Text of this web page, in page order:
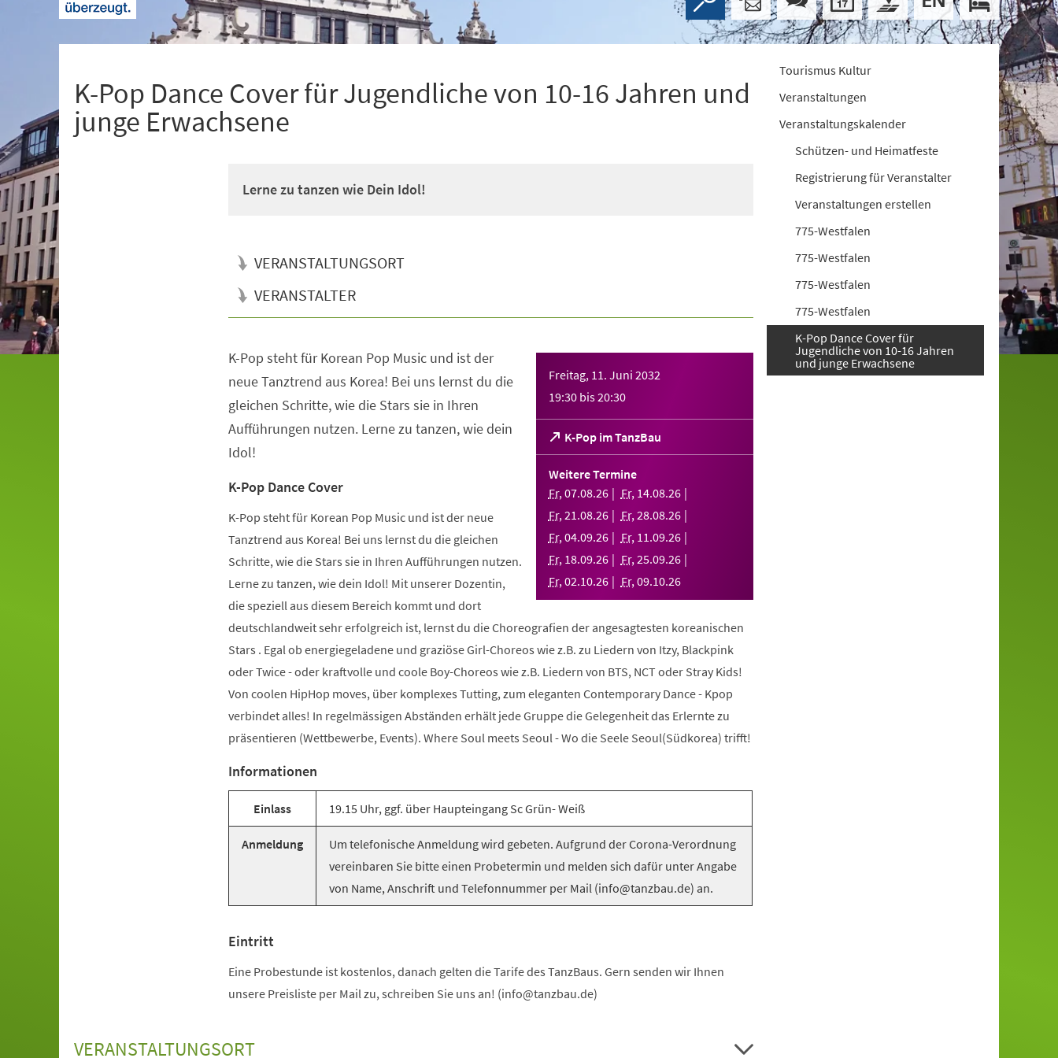
K-Pop Dance Cover für Jugendliche von 10-16 Jahren und
junge Erwachsene
Lerne zu tanzen wie Dein Idol!
VERANSTALTUNGSORT
VERANSTALTER
Freitag, 11. Juni 2032
19:30 bis20:30
K-Pop im TanzBau
(Öffnet
in
einem
Tab)
Weitere Termine
Fr,07.08.26 Fr, 14.08.26
Fr,21.08.26 Fr,28.08.26
Fr,04.09.26 Fr, 11.09.26
Fr, 18.09.26 Fr,25.09.26
Fr,02.10.26 Fr,09.10.26
K-Pop steht für Korean Pop Music und ist der
neue Tanztrend aus Korea! Bei uns lernst du die
gleichen Schritte, wie die Stars sie in Ihren
Aufführungen nutzen. Lerne zu tanzen, wie dein
Idol!
K-Pop Dance Cover
K-Pop steht für Korean Pop Music und ist der neue
Tanztrend aus Korea! Bei uns lernst du die gleichen
Schritte, wie die Stars sie in Ihren Aufführungen nutzen.
Lerne zu tanzen, wie dein Idol! Mit unserer Dozentin,
die speziell aus diesem Bereich kommt und dort
deutschlandweit sehr erfolgreich ist, lernst du die Choreografien der angesagtesten koreanischen
Stars . Egal ob energiegeladene und graziöse Girl-Choreos wie z.B. zu Liedern von Itzy, Blackpink
oder Twice - oder kraftvolle und coole Boy-Choreos wie z.B. Liedern von BTS, NCT oder Stray Kids!
Von coolen HipHop moves, über komplexes Tutting, zum eleganten Contemporary Dance - Kpop
verbindet alles! In regelmässigen Abständen erhält jede Gruppe die Gelegenheit das Erlernte zu
präsentieren (Wettbewerbe, Events). Where Soul meets Seoul - Wo die Seele Seoul(Südkorea) trifft!
Informationen
Einlass 19.15 Uhr, ggf. über Haupteingang Sc Grün- Weiß
Anmeldung
Um telefonische Anmeldung wird gebeten. Aufgrund der Corona-Verordnung
vereinbaren Sie bitte einen Probetermin und melden sich dafür unter Angabe
von Name, Anschrift und Telefonnummer per Mail (info@tanzbau.de) an.
Eintritt
Eine Probestunde ist kostenlos, danach gelten die Tarife des TanzBaus. Gern senden wir Ihnen
unsere Preisliste per Mail zu, schreiben Sie uns an! (info@tanzbau.de)
VERANSTALTUNGSORT
Tourismus Kultur
Veranstaltungen
Veranstaltungskalender
Schützen- und Heimatfeste
Registrierung für Veranstalter
Veranstaltungen erstellen
775-Westfalen
775-Westfalen
775-Westfalen
775-Westfalen
K-Pop Dance Cover für
Jugendliche von 10-16 Jahren
und junge Erwachsene